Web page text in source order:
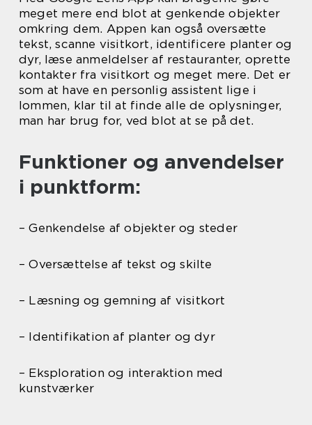
meget mere end blot at genkende objekter
omkring dem. Appen kan også oversætte
tekst, scanne visitkort, identificere planter og
dyr, læse anmeldelser af restauranter, oprette
kontakter fra visitkort og meget mere. Det er
som at have en personlig assistent lige i
lommen, klar til at finde alle de oplysninger,
man har brug for, ved blot at se på det.
Funktioner og anvendelser
i punktform:
– Genkendelse af objekter og steder
– Oversættelse af tekst og skilte
– Læsning og gemning af visitkort
– Identifikation af planter og dyr
– Eksploration og interaktion med
kunstværker